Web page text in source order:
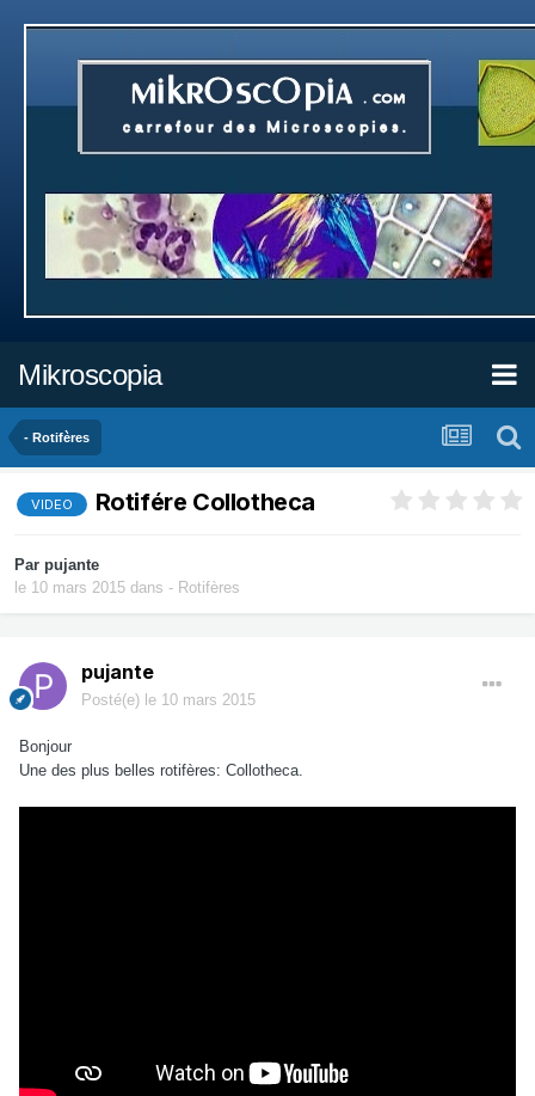
Mikroscopia
- Rotifères
VIDEO Rotifére Collotheca
Par pujante
le 10 mars 2015 dans - Rotifères
pujante
Posté(e) le 10 mars 2015
Bonjour
Une des plus belles rotifères: Collotheca.